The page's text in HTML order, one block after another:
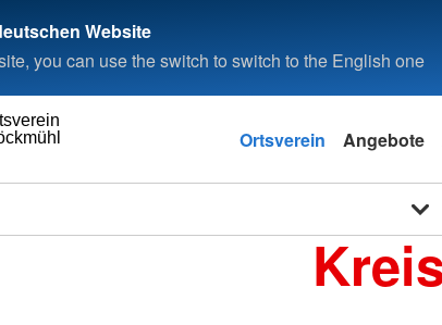
Website
you can use the switch to switch to the English one
Ortsverein Angebote